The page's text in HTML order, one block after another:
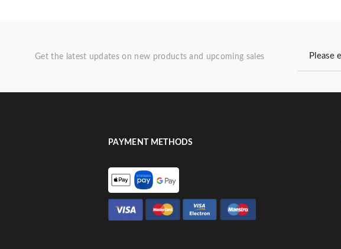
Get the latest updates on new products and upcoming sales
PAYMENT METHODS